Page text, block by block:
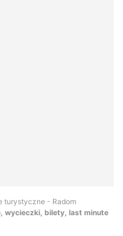
turystyczne - Radom
wycieczki, bilety, last minute